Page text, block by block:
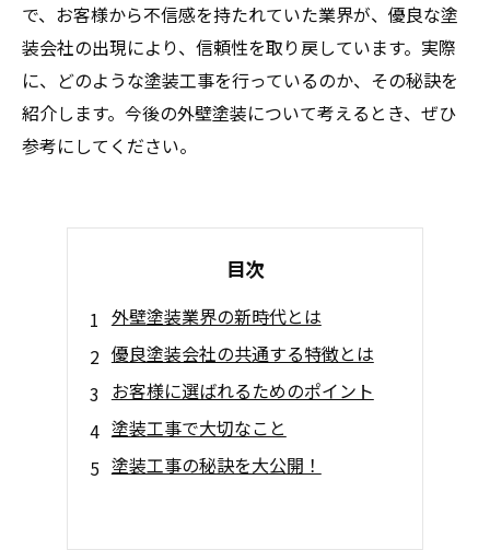
で、お客様から不信感を持たれていた業界が、優良な塗
装会社の出現により、信頼性を取り戻しています。実際
に、どのような塗装工事を行っているのか、その秘訣を
紹介します。今後の外壁塗装について考えるとき、ぜひ
参考にしてください。
目次
外壁塗装業界の新時代とは
優良塗装会社の共通する特徴とは
お客様に選ばれるためのポイント
塗装工事で大切なこと
塗装工事の秘訣を大公開！